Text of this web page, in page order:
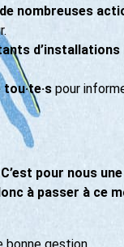
nombreuses
d’installations
pour
pour nous
à passer à ce
bonne gestion.